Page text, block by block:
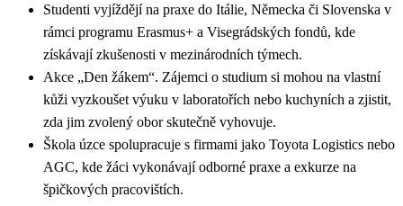
Studenti vyjíždějí na praxe do Itálie, Německa či Slovenska v
rámci programu Erasmus+ a Visegrádských fondů, kde
získávají zkušenosti v mezinárodních týmech.
Akce „Den žákem“. Zájemci o studium si mohou na vlastní
kůži vyzkoušet výuku v laboratořích nebo kuchyních a zjistit,
zda jim zvolený obor skutečně vyhovuje.
Škola úzce spolupracuje s firmami jako Toyota Logistics nebo
AGC, kde žáci vykonávají odborné praxe a exkurze na
špičkových pracovištích.